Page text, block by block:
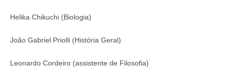
Helika Chikuchi (Biologia)
João Gabriel Priolli (História Geral)
Leonardo Cordeiro (assistente de Filosofia)